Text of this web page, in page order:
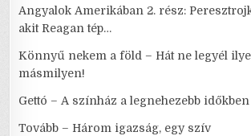
Angyalok Amerikában 2. rész:
akit Reagan tép…
Könnyű nekem a föld – Hát ne legyél
másmilyen!
Gettó – A színház a legnehezebb
Tovább – Három igazság, egy szív